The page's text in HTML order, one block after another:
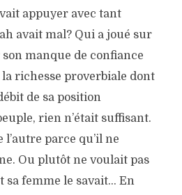
appuyer avec tant
avait mal? Qui a joué sur
manque de confiance
richesse proverbiale dont
de sa position
rien n’était suffisant.
parce qu’il ne
Ou plutôt ne voulait pas
sa femme le savait… En